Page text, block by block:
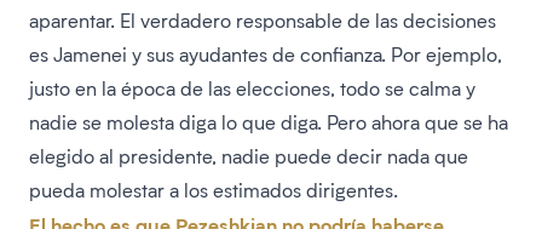
aparentar. El verdadero responsable de las decisiones
es Jamenei y sus ayudantes de confianza. Por ejemplo,
justo en la época de las elecciones, todo se calma y
nadie se molesta diga lo que diga. Pero ahora que se ha
elegido al presidente, nadie puede decir nada que
pueda molestar a los estimados dirigentes.